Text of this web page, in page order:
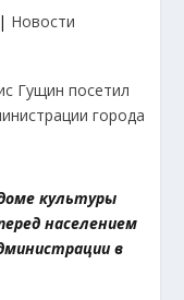
| Новости
культуры
населением
в